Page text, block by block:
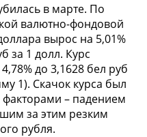
в марте. По
валютно-фондовой
вырос на 5,01%
за 1 долл. Курс
до 3,1628 бел руб
1). Скачок курса был
– падением
за этим резким
рубля.